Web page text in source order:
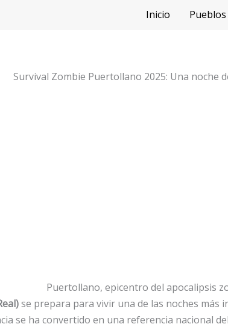
Inicio Pueblos
Survival Zombie Puertollano 2025: Una noche
Puertollano, epicentro del apocalipsis
se prepara para vivir una de las noches más
se ha convertido en una referencia